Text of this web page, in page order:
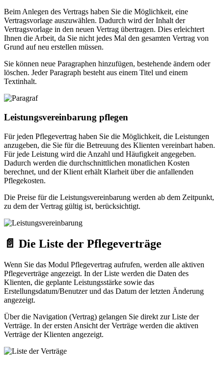
Beim Anlegen des Vertrags haben Sie die Möglichkeit, eine
Vertragsvorlage auszuwählen. Dadurch wird der Inhalt der
Vertragsvorlage in den neuen Vertrag übertragen. Dies erleichtert
Ihnen die Arbeit, da Sie nicht jedes Mal den gesamten Vertrag von
Grund auf neu erstellen müssen.
Sie können neue Paragraphen hinzufügen, bestehende ändern oder
löschen. Jeder Paragraph besteht aus einem Titel und einem
Textinhalt.
Leistungsvereinbarung pflegen
Für jeden Pflegevertrag haben Sie die Möglichkeit, die Leistungen
anzugeben, die Sie für die Betreuung des Klienten vereinbart haben.
Für jede Leistung wird die Anzahl und Häufigkeit angegeben.
Dadurch werden die durchschnittlichen monatlichen Kosten
berechnet, und der Klient erhält Klarheit über die anfallenden
Pflegekosten.
Die Preise für die Leistungsvereinbarung werden ab dem Zeitpunkt,
zu dem der Vertrag gültig ist, berücksichtigt.
📄 Die Liste der Pflegeverträge
Wenn Sie das Modul Pflegevertrag aufrufen, werden alle aktiven
Pflegeverträge angezeigt. In der Liste werden die Daten des
Klienten, die geplante Leistungsstärke sowie das
Erstellungsdatum/Benutzer und das Datum der letzten Änderung
angezeigt.
Über die Navigation (Vertrag) gelangen Sie direkt zur Liste der
Verträge. In der ersten Ansicht der Verträge werden die aktiven
Verträge der Klienten angezeigt.